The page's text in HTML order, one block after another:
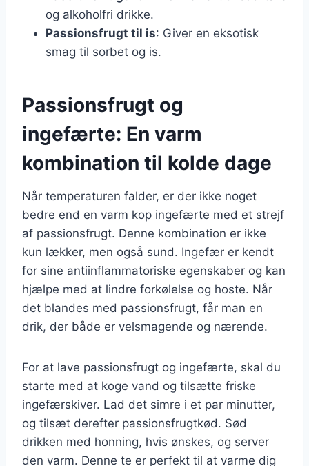
og alkoholfri drikke.
Passionsfrugt til is: Giver en eksotisk
smag til sorbet og is.
Passionsfrugt og
ingefærte: En varm
kombination til kolde dage
Når temperaturen falder, er der ikke noget
bedre end en varm kop ingefærte med et strejf
af passionsfrugt. Denne kombination er ikke
kun lækker, men også sund. Ingefær er kendt
for sine antiinflammatoriske egenskaber og kan
hjælpe med at lindre forkølelse og hoste. Når
det blandes med passionsfrugt, får man en
drik, der både er velsmagende og nærende.
For at lave passionsfrugt og ingefærte, skal du
starte med at koge vand og tilsætte friske
ingefærskiver. Lad det simre i et par minutter,
og tilsæt derefter passionsfrugtkød. Sød
drikken med honning, hvis ønskes, og server
den varm. Denne te er perfekt til at varme dig